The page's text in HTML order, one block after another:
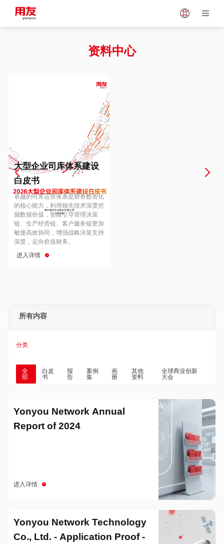
Vietnam
Europe
Hungary
Hong Kong
资料中心
大型企业司库体系建设
白皮书
卓越的司库运营体系是财务数智化
的核心能力，利用领先技术深度挖
掘数据价值，智能引导管理决策
链、生产经营链、客户服务链更加
敏捷高效协同，增强战略決策支持
深度，走向价值财务。
进入详情
所有内容
分类
全
部
白皮
书
报
告
案例
集
画
册
其他
资料
全球商业创新
大会
Yonyou Network Annual
Report of 2024
进入详情
Yonyou Network Technology
Co., Ltd. - Application Proof -